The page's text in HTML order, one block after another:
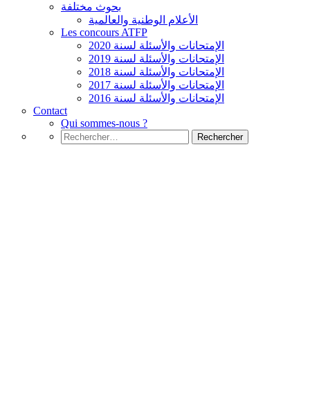
بحوث مختلفة
الأعلام الوطنية والعالمية
Les concours ATFP
الإمتحانات والأسئلة لسنة 2020
الإمتحانات والأسئلة لسنة 2019
الإمتحانات والأسئلة لسنة 2018
الإمتحانات والأسئلة لسنة 2017
الإمتحانات والأسئلة لسنة 2016
Contact
Qui sommes-nous ?
Rechercher :